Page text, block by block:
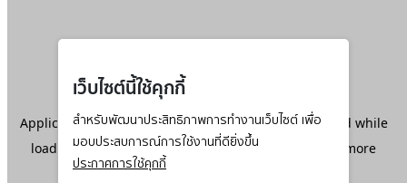
เว็บไซต์นี้ใช้คุกกี้
สำหรับพัฒนาประสิทธิภาพการทำงานเว็บไซต์ เพื่อ
มอบประสบการณ์การใช้งานที่ดียิ่งขึ้น
ประกาศการใช้คุกกี้
Application error: aclient-side exception has occurred while
loadingwww.ktc.co.th(see the browser console
for more
information).